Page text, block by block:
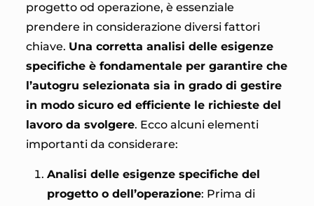
progetto od operazione, è essenziale
prendere in considerazione diversi fattori
chiave. Una corretta analisi delle esigenze
specifiche è fondamentale per garantire che
l’autogru selezionata sia in grado di gestire
in modo sicuro ed efficiente le richieste del
lavoro da svolgere. Ecco alcuni elementi
importanti da considerare:
Analisi delle esigenze specifiche del
progetto o dell’operazione: Prima di